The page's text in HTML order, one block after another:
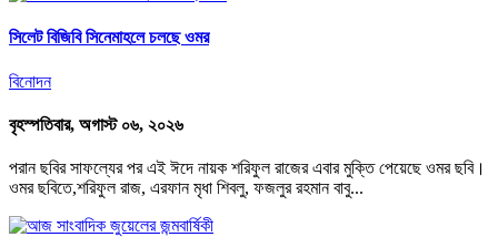
সিলেট বিজিবি সিনেমাহলে চলছে ওমর
বিনোদন
বৃহস্পতিবার, অগাস্ট ০৬, ২০২৬
পরান ছবির সাফল্যের পর এই ঈদে নায়ক শরিফুল রাজের এবার মুক্তি পেয়েছে ওমর ছবি।
ওমর ছবিতে,শরিফুল রাজ, এরফান মৃধা শিবলু, ফজলুর রহমান বাবু...